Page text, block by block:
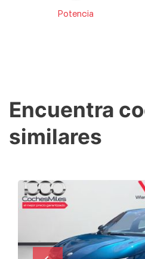
Potencia
Encuentra
similares